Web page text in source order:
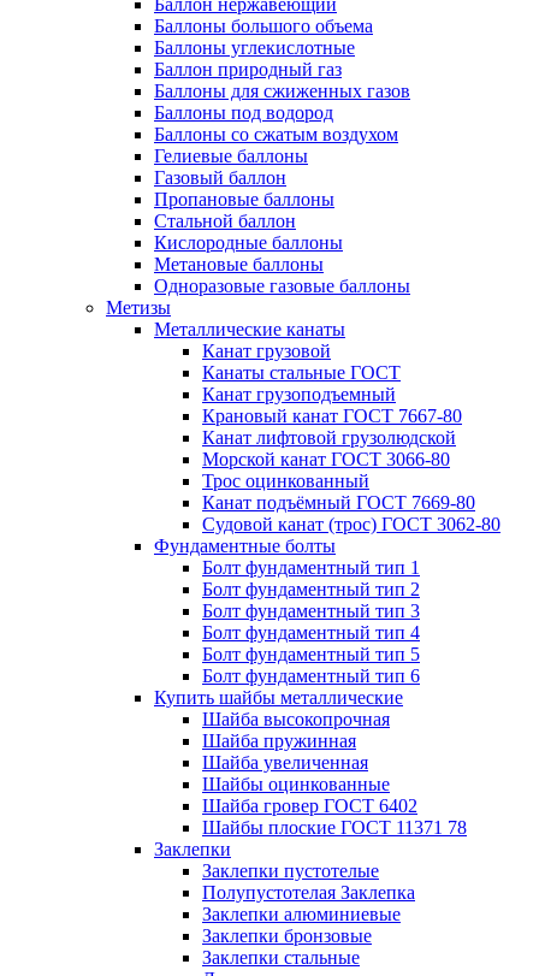
Баллон нержавеющий
Баллоны большого объема
Баллоны углекислотные
Баллон природный газ
Баллоны для сжиженных газов
Баллоны под водород
Баллоны со сжатым воздухом
Гелиевые баллоны
Газовый баллон
Пропановые баллоны
Стальной баллон
Кислородные баллоны
Метановые баллоны
Одноразовые газовые баллоны
Метизы
Металлические канаты
Канат грузовой
Канаты стальные ГОСТ
Канат грузоподъемный
Крановый канат ГОСТ 7667-80
Канат лифтовой грузолюдской
Морской канат ГОСТ 3066-80
Трос оцинкованный
Канат подъёмный ГОСТ 7669-80
Судовой канат (трос) ГОСТ 3062-80
Фундаментные болты
Болт фундаментный тип 1
Болт фундаментный тип 2
Болт фундаментный тип 3
Болт фундаментный тип 4
Болт фундаментный тип 5
Болт фундаментный тип 6
Купить шайбы металлические
Шайба высокопрочная
Шайба пружинная
Шайба увеличенная
Шайбы оцинкованные
Шайба гровер ГОСТ 6402
Шайбы плоские ГОСТ 11371 78
Заклепки
Заклепки пустотелые
Полупустотелая Заклепка
Заклепки алюминиевые
Заклепки бронзовые
Заклепки стальные